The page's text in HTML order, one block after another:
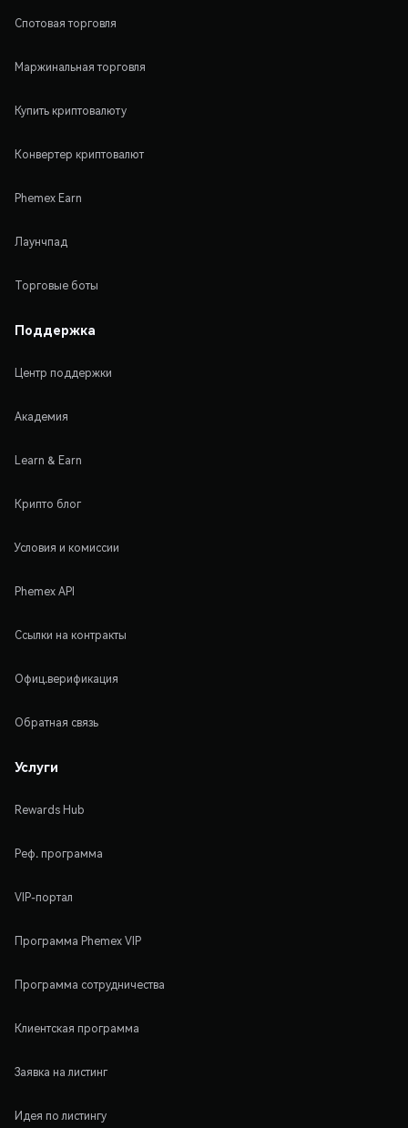
Спотовая торговля
Маржинальная торговля
Купить криптовалюту
Конвертер криптовалют
Phemex Earn
Лаунчпад
Торговые боты
Поддержка
Центр поддержки
Академия
Learn & Earn
Крипто блог
Условия и комиссии
Phemex API
Ссылки на контракты
Офиц.верификация
Обратная связь
Услуги
Rewards Hub
Реф. программа
VIP-портал
Программа Phemex VIP
Программа сотрудничества
Клиентская программа
Заявка на листинг
Идея по листингу